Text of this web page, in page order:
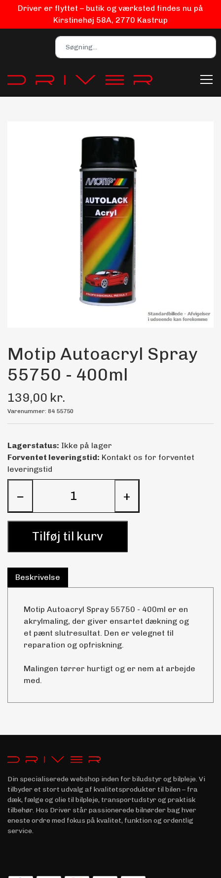
Driver er flyttet – butik og værksted findes nu på
Kirstinehøj 58A, 2770 Kastrup
Biludstyr
EV Udstyr
Maling
Bilstereo
Transport Udstyr
Dæk & Fælge
Motip Autoacryl Spray
55750 - 400ml
139,00 kr.
Varenummer: 84 55750
Lagerstatus: Ikke på lager
Forventet leveringstid: Kontakt os for forventet
leveringstid
− +
Tilføj til kurv
Beskrivelse
Motip Autoacryl Spray 55750 - 400ml er en
akrylmaling, der giver ensartet dækning og
et pænt slutresultat. Den er velegnet til
reparation og opfriskning.
Malingen tørrer hurtigt og er nem at arbejde
med.
Din specialiserede webshop inden for biludstyr og bilpleje. Vi
tilbyder et stort udvalg af kvalitetsprodukter til bilen – fra
dæk, fælge og olie til bilpleje, transportudstyr og praktisk
tilbehør. Hos Driver står passionerede bilnørder bag hver
eneste ordre med fokus på kvalitet, funktion og ordentlig
service.